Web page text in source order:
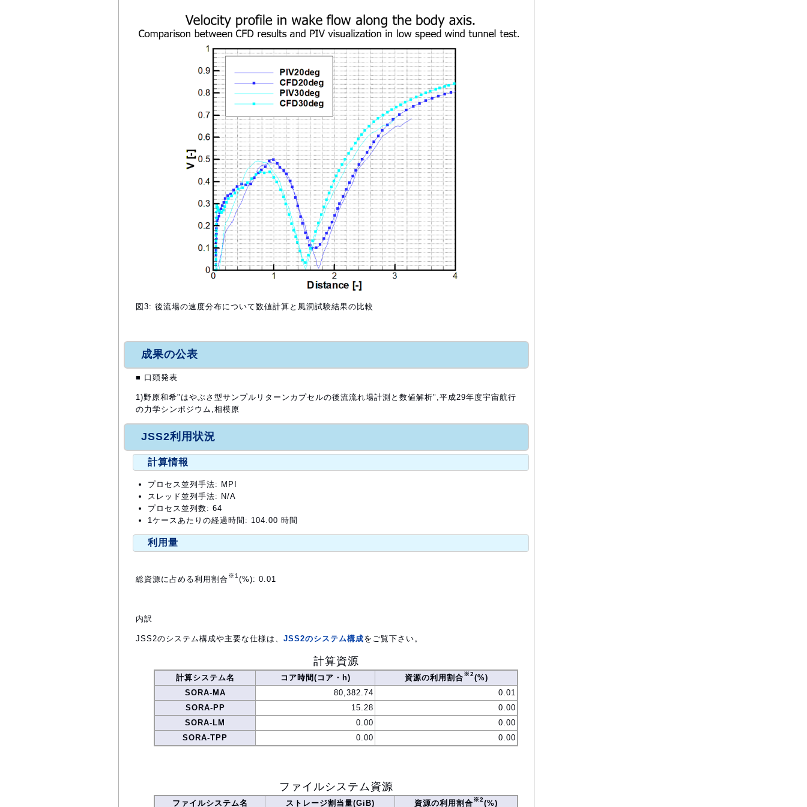
図3: 後流場の速度分布について数値計算と風洞試験結果の比較
成果の公表
■ 口頭発表
1)野原和希"はやぶさ型サンプルリターンカプセルの後流流れ場計測と数値解析",平成29年度宇宙航行
の力学シンポジウム,相模原
JSS2利用状況
計算情報
プロセス並列手法: MPI
スレッド並列手法: N/A
プロセス並列数: 64
1ケースあたりの経過時間: 104.00 時間
利用量
総資源に占める利用割合※1 (%): 0.01
内訳
JSS2のシステム構成や主要な仕様は、 JSS2のシステム構成をご覧下さい。
計算資源
計算システム名 コア時間(コア・h) 資源の利用割合※2(%)
SORA-MA
80,382.74
0.01
SORA-PP
15.28
0.00
SORA-LM
0.00
0.00
SORA-TPP
0.00 0.00
ファイルシステム資源
ファイルシステム名 ストレージ割当量(GiB) 資源の利用割合※2(%)